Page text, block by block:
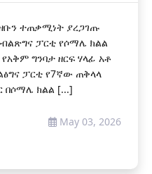
ተጠቃሚነት ያረጋገጡ
ፓርቲ የሶማሌ ክልል
ግንባታ ዘርፍ ሃላፊ አቶ
ፓርቲ የ7ኛው ጠቅላላ
ክልል [...]
May 03, 2026